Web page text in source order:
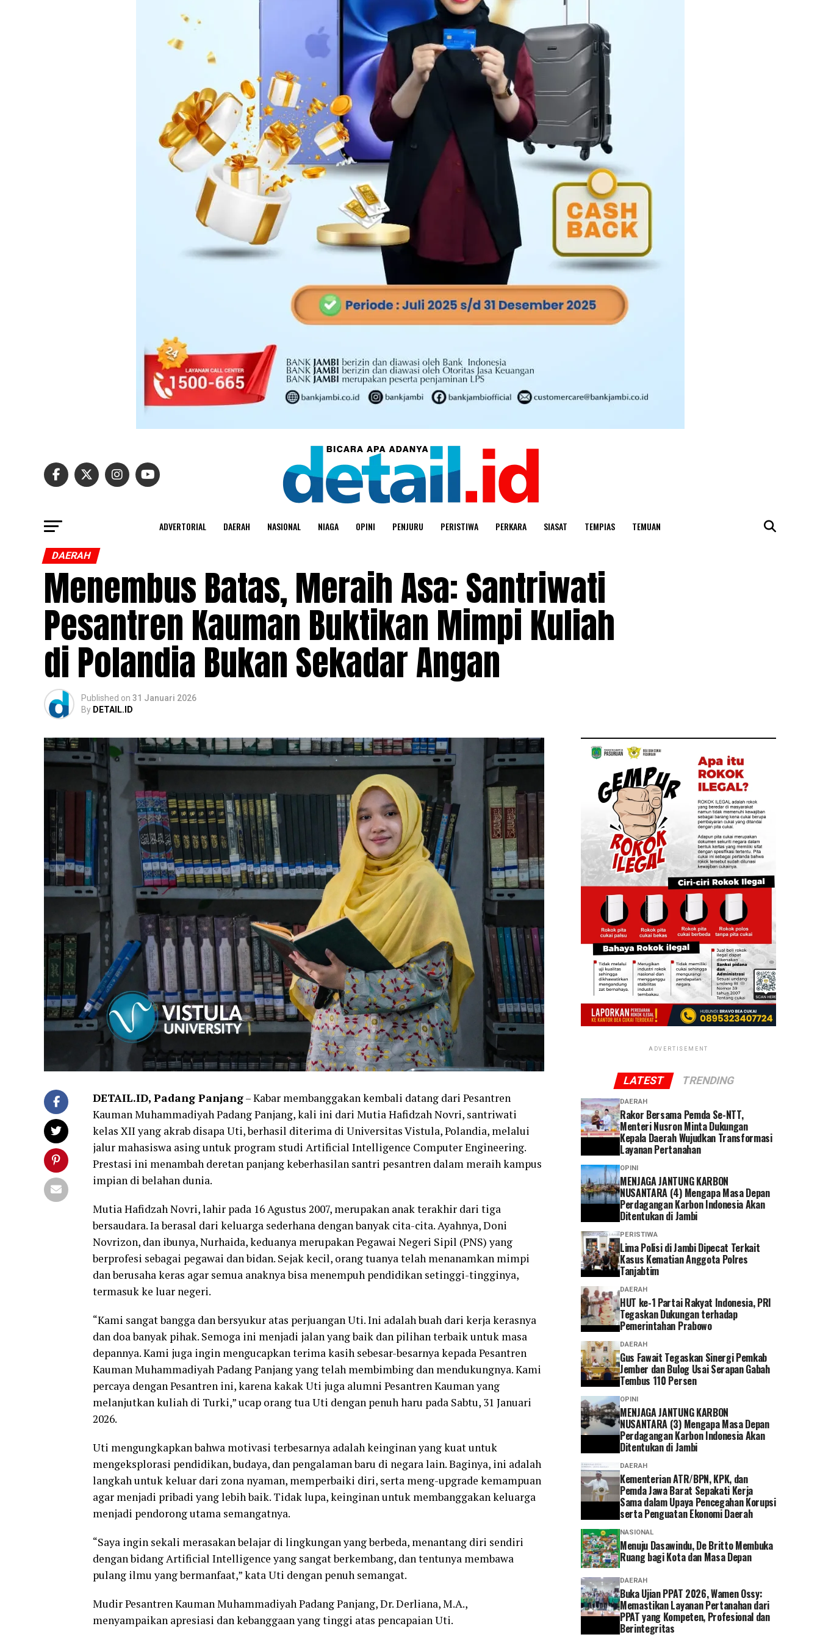
ADVERTORIAL DAERAH
Daerah
NASIONAL NIAGA OPINI PENJURU PERISTIWA PERKARA SIASAT TEMPIAS TEMUAN
DAERAH
Menembus Batas, Meraih Asa: Santriwati
Pesantren Kauman Buktikan Mimpi Kuliah
di Polandia Bukan Sekadar Angan
Published on 31 Januari 2026
By DETAIL.ID
DETAIL.ID, Padang Panjang– Kabar membanggakan kembali datang dari Pesantren
Kauman Muhammadiyah Padang Panjang, kali ini dari Mutia Hafidzah Novri, santriwati
kelas XII yang akrab disapa Uti, berhasil diterima di Universitas Vistula, Polandia, melalui
jalur mahasiswa asing untuk program studi Artificial Intelligence Computer Engineering.
Prestasi ini menambah deretan panjang keberhasilan santri pesantren dalam meraih kampus
impian di belahan dunia.
Mutia Hafidzah Novri, lahir pada 16 Agustus 2007, merupakan anak terakhir dari tiga
bersaudara. Ia berasal dari keluarga sederhana dengan banyak cita-cita. Ayahnya, Doni
Novrizon, dan ibunya, Nurhaida, keduanya merupakan Pegawai Negeri Sipil (PNS) yang
berprofesi sebagai pegawai dan bidan. Sejak kecil, orang tuanya telah menanamkan mimpi
dan berusaha keras agar semua anaknya bisa menempuh pendidikan setinggi-tingginya,
termasuk ke luar negeri.
“Kami sangat bangga dan bersyukur atas perjuangan Uti. Ini adalah buah dari kerja kerasnya
dan doa banyak pihak. Semoga ini menjadi jalan yang baik dan pilihan terbaik untuk masa
depannya. Kami juga ingin mengucapkan terima kasih sebesar-besarnya kepada Pesantren
Kauman Muhammadiyah Padang Panjang yang telah membimbing dan mendukungnya. Kami
percaya dengan Pesantren ini, karena kakak Uti juga alumni Pesantren Kauman yang
melanjutkan kuliah di Turki,” ucap orang tua Uti dengan penuh haru pada Sabtu, 31 Januari
2026.
Uti mengungkapkan bahwa motivasi terbesarnya adalah keinginan yang kuat untuk
mengeksplorasi pendidikan, budaya, dan pengalaman baru di negara lain. Baginya, ini adalah
langkah untuk keluar dari zona nyaman, memperbaiki diri, serta meng-upgrade kemampuan
agar menjadi pribadi yang lebih baik. Tidak lupa, keinginan untuk membanggakan keluarga
menjadi pendorong utama semangatnya.
“Saya ingin sekali merasakan belajar di lingkungan yang berbeda, menantang diri sendiri
dengan bidang Artificial Intelligence yang sangat berkembang, dan tentunya membawa
pulang ilmu yang bermanfaat,” kata Uti dengan penuh semangat.
Mudir Pesantren Kauman Muhammadiyah Padang Panjang, Dr. Derliana, M.A.,
menyampaikan apresiasi dan kebanggaan yang tinggi atas pencapaian Uti.
ADVERTISEMENT
LATEST TRENDING
DAERAH
Rakor Bersama Pemda Se-NTT,
Menteri Nusron Minta Dukungan
Kepala Daerah Wujudkan Transformasi
Layanan Pertanahan
OPINI
MENJAGA JANTUNG KARBON
NUSANTARA (4) Mengapa Masa Depan
Perdagangan Karbon Indonesia Akan
Ditentukan di Jambi
PERISTIWA
Lima Polisi di Jambi Dipecat Terkait
Kasus Kematian Anggota Polres
Tanjabtim
DAERAH
HUT ke-1 Partai Rakyat Indonesia, PRI
Tegaskan Dukungan terhadap
Pemerintahan Prabowo
DAERAH
Gus Fawait Tegaskan Sinergi Pemkab
Jember dan Bulog Usai Serapan Gabah
Tembus 110 Persen
OPINI
MENJAGA JANTUNG KARBON
NUSANTARA (3) Mengapa Masa Depan
Perdagangan Karbon Indonesia Akan
Ditentukan di Jambi
DAERAH
Kementerian ATR/BPN, KPK, dan
Pemda Jawa Barat Sepakati Kerja
Sama dalam Upaya Pencegahan Korupsi
serta Penguatan Ekonomi Daerah
NASIONAL
Menuju Dasawindu, De Britto Membuka
Ruang bagi Kota dan Masa Depan
DAERAH
Buka Ujian PPAT 2026, Wamen Ossy:
Memastikan Layanan Pertanahan dari
PPAT yang Kompeten, Profesional dan
Berintegritas